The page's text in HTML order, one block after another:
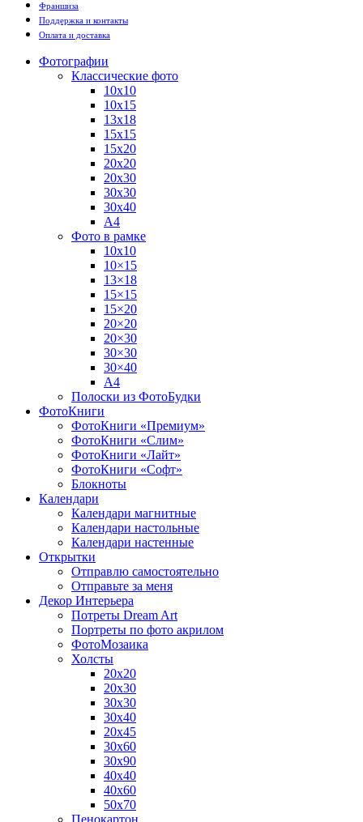
Франшиза
Поддержка и контакты
Оплата и доставка
Фотографии
Классические фото
10х10
10х15
13х18
15х15
15х20
20х20
20х30
30х30
30х40
А4
Фото в рамке
10х10
10×15
13×18
15×15
15×20
20×20
20×30
30×30
30×40
A4
Полоски из ФотоБудки
ФотоКниги
ФотоКниги «Премиум»
ФотоКниги «Слим»
ФотоКниги «Лайт»
ФотоКниги «Софт»
Блокноты
Календари
Календари магнитные
Календари настольные
Календари настенные
Открытки
Отправлю самостоятельно
Отправьте за меня
Декор Интерьера
Потреты Dream Art
Портреты по фото акрилом
ФотоМозаика
Холсты
20х20
20х30
30х30
30х40
20х45
30х60
30х90
40х40
40х60
50х70